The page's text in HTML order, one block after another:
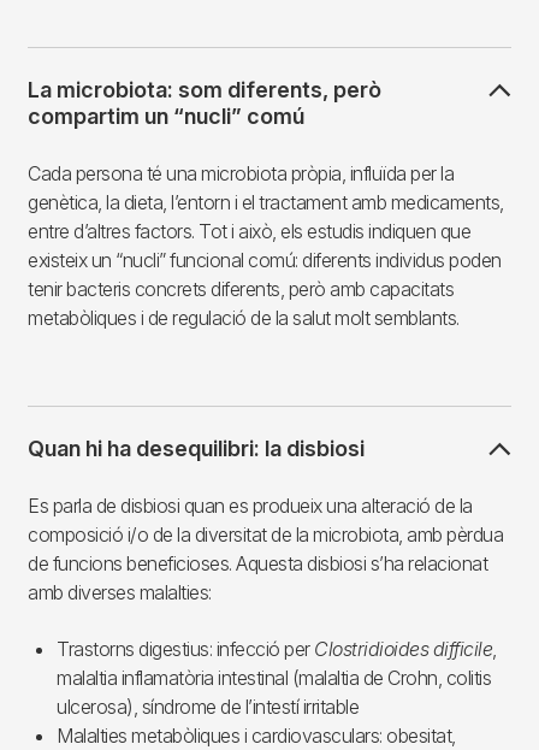
La microbiota: som diferents, però
compartim un “nucli” comú
Cada persona té una microbiota pròpia, influïda per la
genètica, la dieta, l’entorn i el tractament amb medicaments,
entre d’altres factors. Tot i això, els estudis indiquen que
existeix un “nucli” funcional comú: diferents individus poden
tenir bacteris concrets diferents, però amb capacitats
metabòliques i de regulació de la salut molt semblants.
Quan hi ha desequilibri: la disbiosi
Es parla de disbiosi quan es produeix una alteració de la
composició i/o de la diversitat de la microbiota, amb pèrdua
de funcions beneficioses. Aquesta disbiosi s’ha relacionat
amb diverses malalties:
Trastorns digestius: infecció per Clostridioides difficile,
malaltia inflamatòria intestinal (malaltia de Crohn, colitis
ulcerosa), síndrome de l’intestí irritable
Malalties metabòliques i cardiovasculars: obesitat,